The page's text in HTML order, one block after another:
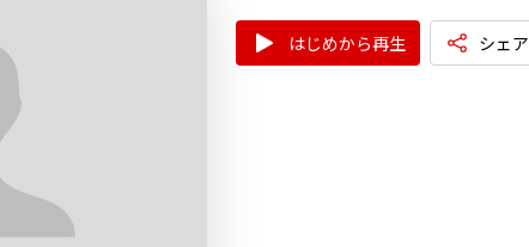
はじめから再生 シェア